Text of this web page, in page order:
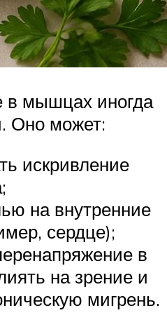
в мышцах иногда
Оно может:
искривление
на внутренние
сердце);
в
на зрение и
мигрень.